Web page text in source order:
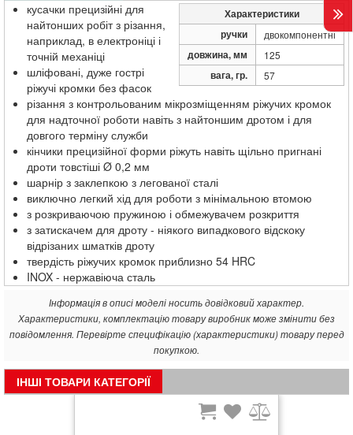
Характеристики
ручки
двокомпонентні
довжина, мм 125
вага, гр. 57
кусачки прецизійні для
найтонших робіт з різання,
наприклад, в електроніці і
точній механіці
шліфовані, дуже гострі
ріжучі кромки без фасок
різання з контрольованим мікрозміщенням ріжучих кромок
для надточної роботи навіть з найтоншим дротом і для
довгого терміну служби
кінчики прецизійної форми ріжуть навіть щільно пригнані
дроти товстіші Ø 0,2 мм
шарнір з заклепкою з легованої сталі
виключно легкий хід для роботи з мінімальною втомою
з розкриваючою пружиною і обмежувачем розкриття
з затискачем для дроту - ніякого випадкового відскоку
відрізаних шматків дроту
твердість ріжучих кромок приблизно 54 HRC
INOX - нержавіюча сталь
Інформація в описі моделі носить довідковий характер.
Характеристики, комплектацію товару виробник може змінити без
повідомлення. Перевірте специфікацію (характеристики) товару перед
покупкою.
ІНШІ ТОВАРИ КАТЕГОРІЇ